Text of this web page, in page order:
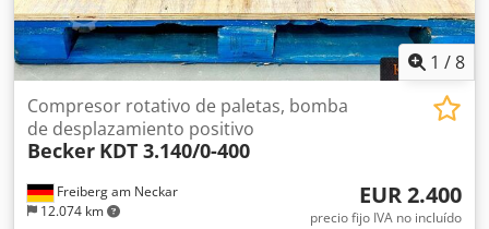
1 /8
Freiberg am Neckar
12.074 km
Compresor rotativo de paletas, bomba
de desplazamiento positivo
Becker KDT 3.140/0-400
EUR 2.400
precio fijo IVA no incluído